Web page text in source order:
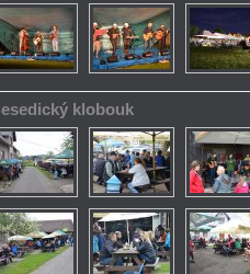
klobouk